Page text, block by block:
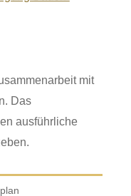
mit
Das
ausführliche